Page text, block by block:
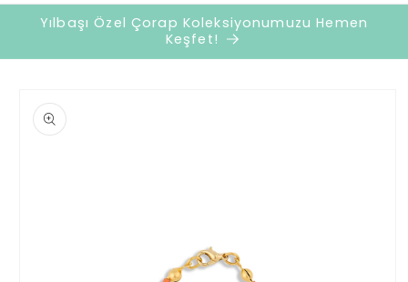
Yılbaşı Özel Çorap Koleksiyonumuzu Hemen
Keşfet!
bilgisine
atla